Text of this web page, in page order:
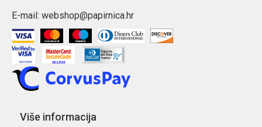
E-mail: webshop@papirnica.hr
Više informacija